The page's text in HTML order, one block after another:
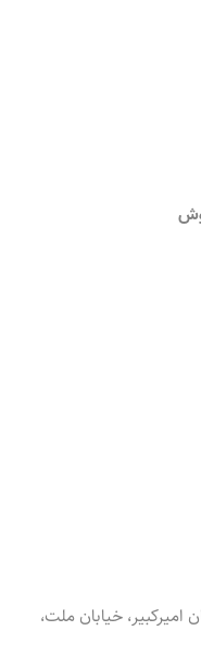
خیابان ملت،